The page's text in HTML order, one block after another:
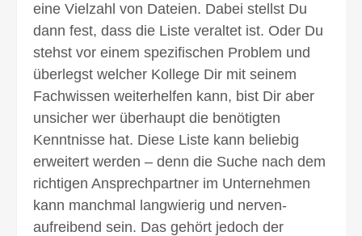
eine Vielzahl von Dateien. Dabei stellst Du
dann fest, dass die Liste veraltet ist. Oder Du
stehst vor einem spezifischen Problem und
überlegst welcher Kollege Dir mit seinem
Fachwissen weiterhelfen kann, bist Dir aber
unsicher wer überhaupt die benötigten
Kenntnisse hat. Diese Liste kann beliebig
erweitert werden – denn die Suche nach dem
richtigen Ansprechpartner im Unternehmen
kann manchmal langwierig und nerven­
aufreibend sein. Das gehört jedoch der